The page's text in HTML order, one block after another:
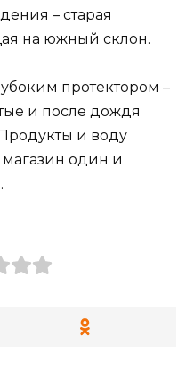
– старая
на южный склон.
протектором –
и после дождя
и воду
магазин один и